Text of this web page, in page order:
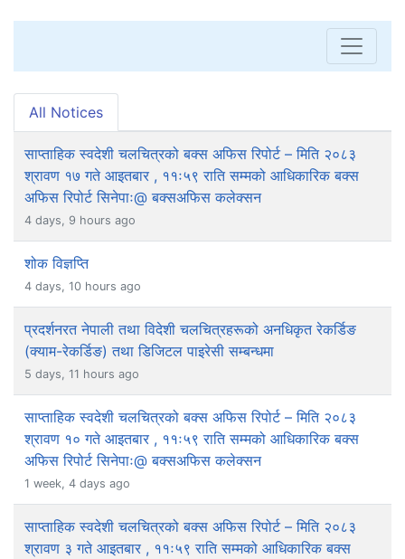
All Notices
साप्ताहिक स्वदेशी चलचित्रको बक्स अफिस रिपोर्ट – मिति २०८३
श्रावण १७ गते आइतबार , ११ः५९ राति सम्मको आधिकारिक बक्स
अफिस रिपोर्ट सिनेपाः@ बक्सअफिस कलेक्सन
4 days, 9 hours ago
शोक विज्ञप्ति
4 days, 10 hours ago
प्रदर्शनरत नेपाली तथा विदेशी चलचित्रहरूको अनधिकृत रेकर्डिङ
(क्याम-रेकर्डिङ) तथा डिजिटल पाइरेसी सम्बन्धमा
5 days, 11 hours ago
साप्ताहिक स्वदेशी चलचित्रको बक्स अफिस रिपोर्ट – मिति २०८३
श्रावण १० गते आइतबार , ११ः५९ राति सम्मको आधिकारिक बक्स
अफिस रिपोर्ट सिनेपाः@ बक्सअफिस कलेक्सन
1 week, 4 days ago
साप्ताहिक स्वदेशी चलचित्रको बक्स अफिस रिपोर्ट – मिति २०८३
श्रावण ३ गते आइतबार , ११ः५९ राति सम्मको आधिकारिक बक्स